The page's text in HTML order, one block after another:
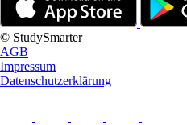
© StudySmarter
AGB
Impressum
Datenschutzerklärung